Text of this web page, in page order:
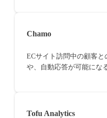
Chamo
ECサイト訪問中の顧客
や、自動応答が可能にな
Tofu Analytics